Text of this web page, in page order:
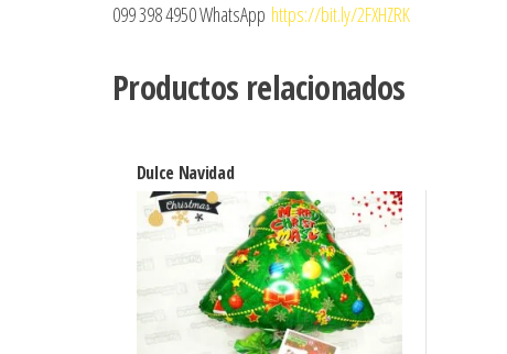
099 398 4950 WhatsApp https://bit.ly/2FXHZRK
Productos relacionados
Dulce Navidad